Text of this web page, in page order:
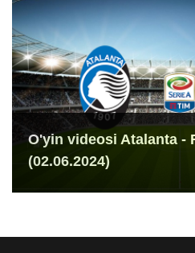
O'yin videosi Atalanta -
(02.06.2024)